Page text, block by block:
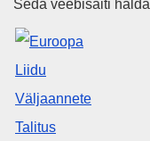
Teema:avalik
Euroopa
Seda veebisaiti